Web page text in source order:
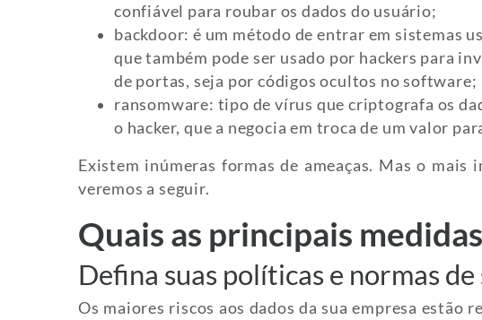
confiável para roubar os dados do usuário;
backdoor: é um método de entrar em sistemas
que também pode ser usado por hackers para
de portas, seja por códigos ocultos no software;
ransomware: tipo de vírus que criptografa os
o hacker, que a negocia em troca de um valor
Existem inúmeras formas de ameaças. Mas o
veremos a seguir.
Quais as principais
Defina suas políticas e normas de
Os maiores riscos aos dados da sua empresa estão